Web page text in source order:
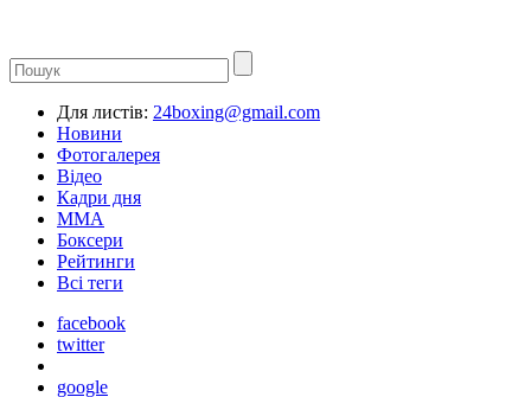
Для листів: 24boxing@gmail.com
Новини
Фотогалерея
Відео
Кадри дня
ММА
Боксери
Рейтинги
Всі теги
facebook
twitter
google